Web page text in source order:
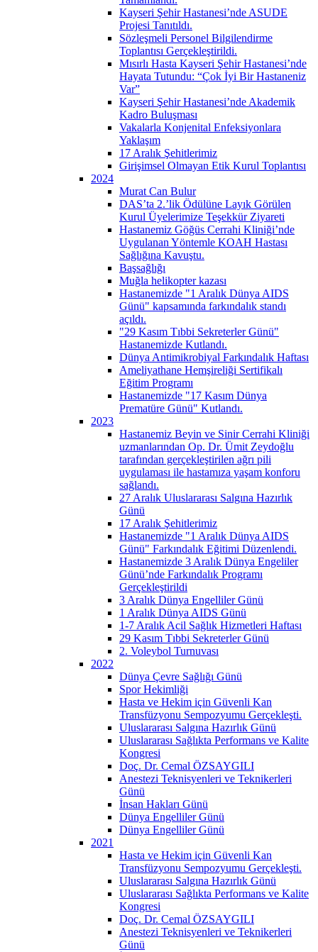
Kayseri Şehir Hastanesi’nde ASUDE
Projesi Tanıtıldı.
Sözleşmeli Personel Bilgilendirme
Toplantısı Gerçekleştirildi.
Mısırlı Hasta Kayseri Şehir Hastanesi’nde
Hayata Tutundu: “Çok İyi Bir Hastaneniz
Var”
Kayseri Şehir Hastanesi’nde Akademik
Kadro Buluşması
Vakalarla Konjenital Enfeksiyonlara
Yaklaşım
17 Aralık Şehitlerimiz
Girişimsel Olmayan Etik Kurul Toplantısı
2024
Murat Can Bulur
DAS’ta 2.’lik Ödülüne Layık Görülen
Kurul Üyelerimize Teşekkür Ziyareti
Hastanemiz Göğüs Cerrahi Kliniği’nde
Uygulanan Yöntemle KOAH Hastası
Sağlığına Kavuştu.
Başsağlığı
Muğla helikopter kazası
Hastanemizde "1 Aralık Dünya AIDS
Günü" kapsamında farkındalık standı
açıldı.
"29 Kasım Tıbbi Sekreterler Günü"
Hastanemizde Kutlandı.
Dünya Antimikrobiyal Farkındalık Haftası
Ameliyathane Hemşireliği Sertifikalı
Eğitim Programı
Hastanemizde "17 Kasım Dünya
Prematüre Günü" Kutlandı.
2023
Hastanemiz Beyin ve Sinir Cerrahi Kliniği
uzmanlarından Op. Dr. Ümit Zeydoğlu
tarafından gerçekleştirilen ağrı pili
uygulaması ile hastamıza yaşam konforu
sağlandı.
27 Aralık Uluslararası Salgına Hazırlık
Günü
17 Aralık Şehitlerimiz
Hastanemizde "1 Aralık Dünya AIDS
Günü" Farkındalık Eğitimi Düzenlendi.
Hastanemizde 3 Aralık Dünya Engeliler
Günü’nde Farkındalık Programı
Gerçekleştirildi
3 Aralık Dünya Engelliler Günü
1 Aralık Dünya AIDS Günü
1-7 Aralık Acil Sağlık Hizmetleri Haftası
29 Kasım Tıbbi Sekreterler Günü
2. Voleybol Turnuvası
2022
Dünya Çevre Sağlığı Günü
Spor Hekimliği
Hasta ve Hekim için Güvenli Kan
Transfüzyonu Sempozyumu Gerçekleşti.
Uluslararası Salgına Hazırlık Günü
Uluslararası Sağlıkta Performans ve Kalite
Kongresi
Doç. Dr. Cemal ÖZSAYGILI
Anestezi Teknisyenleri ve Teknikerleri
Günü
İnsan Hakları Günü
Dünya Engelliler Günü
Dünya Engelliler Günü
2021
Hasta ve Hekim için Güvenli Kan
Transfüzyonu Sempozyumu Gerçekleşti.
Uluslararası Salgına Hazırlık Günü
Uluslararası Sağlıkta Performans ve Kalite
Kongresi
Doç. Dr. Cemal ÖZSAYGILI
Anestezi Teknisyenleri ve Teknikerleri
Günü